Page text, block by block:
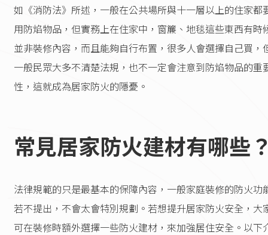
如《消防法》所述，一般在公共場所與十一層以上的住家都
用防焰物品，但實務上在住家中，窗簾、地毯這些東西有時
並非裝修內容，而且能夠自行布置，很多人會選擇自己買，
一般民眾大多不清楚法規，也不一定會注意到防焰物品的重
性，這就成為居家防火的隱憂。
常見居家防火建材有哪些
法律規範的只是最基本的保障內容，一般家庭裝修的防火功
若不提出，不會太會特別規劃。若想提升居家防火安全，大
可在裝修時額外選擇一些防火建材，來加強居住安全。以下